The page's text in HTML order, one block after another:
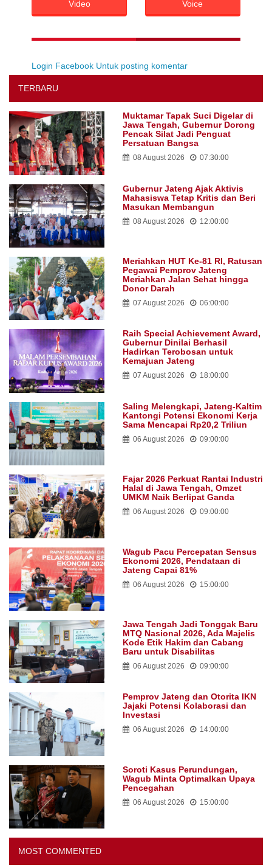
Video Voice
Login Facebook Untuk posting komentar
TERBARU
Muktamar Tapak Suci Digelar di
Jawa Tengah, Gubernur Dorong
Pencak Silat Jadi Penguat
Persatuan Bangsa
08 August 2026 07:30:00
Gubernur Jateng Ajak Aktivis
Mahasiswa Tetap Kritis dan Beri
Masukan Membangun
08 August 2026 12:00:00
Meriahkan HUT Ke-81 RI, Ratusan
Pegawai Pemprov Jateng
Meriahkan Jalan Sehat hingga
Donor Darah
07 August 2026 06:00:00
Raih Special Achievement Award,
Gubernur Dinilai Berhasil
Hadirkan Terobosan untuk
Kemajuan Jateng
07 August 2026 18:00:00
Saling Melengkapi, Jateng-Kaltim
Kantongi Potensi Ekonomi Kerja
Sama Mencapai Rp20,2 Triliun
06 August 2026 09:00:00
Fajar 2026 Perkuat Rantai Industri
Halal di Jawa Tengah, Omzet
UMKM Naik Berlipat Ganda
06 August 2026 09:00:00
Wagub Pacu Percepatan Sensus
Ekonomi 2026, Pendataan di
Jateng Capai 81%
06 August 2026 15:00:00
Jawa Tengah Jadi Tonggak Baru
MTQ Nasional 2026, Ada Majelis
Kode Etik Hakim dan Cabang
Baru untuk Disabilitas
06 August 2026 09:00:00
Pemprov Jateng dan Otorita IKN
Jajaki Potensi Kolaborasi dan
Investasi
06 August 2026 14:00:00
Soroti Kasus Perundungan,
Wagub Minta Optimalkan Upaya
Pencegahan
06 August 2026 15:00:00
MOST COMMENTED